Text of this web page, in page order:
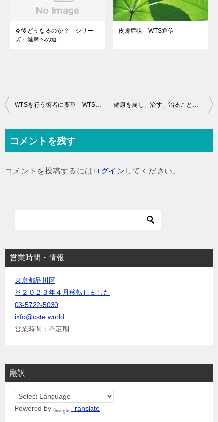
今後どうなるのか？ シリー
ズ・健康への道
皮膚症状 WTS通信
投
ビ
WTSを行う術者に要望 WTS通信 健康を崩し、治す、治ることを邪魔するものは何か？ WTS通信
コメントを残す
コメントを投稿するには ログイン してください。
営業時間・情報
東京都品川区
※２０２３年４月移転しました
03-5722-5030
info@oste.world
営業時間：不定期
翻訳
Powered by Translate